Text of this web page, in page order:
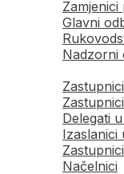
Zamjenici
Glavni
Nadzorni
Delegati
Izaslanici
Načelnici